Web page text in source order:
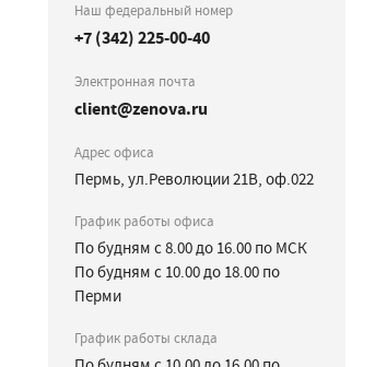
Наш федеральный номер
+7 (342) 225-00-40
Электронная почта
client@zenova.ru
Адрес офиса
Пермь, ул.Революции 21В, оф.022
График работы офиса
По будням с 8.00 до 16.00 по МСК
По будням с 10.00 до 18.00 по
Перми
График работы склада